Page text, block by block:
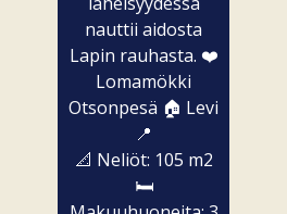
nauttii aidosta
Lapin rauhasta. ❤️
Lomamökki
Otsonpesä 🏠 Levi
📍
📐 Neliöt: 105 m2
🛏️